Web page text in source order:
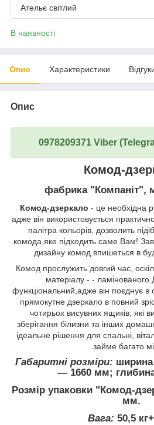
Ательє світлий
В наявності
Опис Характеристики
Опис
0978209371 Viber
Комод-
фабрика "Компаніт",
Комод-дзеркало - це необхідна
адже він використовується
палітра кольорів, дозволить
комода,яке підходить саме Вам!
дизайну комод впишеться в
Комод прослужить довгий час,
матеріалу - -
функціональний,адже він поєднує в
прямокутне дзеркало в повний
чотирьох висувних ящиків, які
зберігання білизни та інших
ідеальне рішення для спальні,
займе багато
Габаритні розміри:
― 1660 мм;
Розмір упаковки "Комод-
мм.
Вага: 50,5